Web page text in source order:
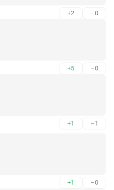
+2 –0
+5 –0
+1 –1
+1 –0